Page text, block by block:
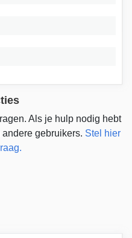
Als je hulp nodig hebt
gebruikers. Stel hier